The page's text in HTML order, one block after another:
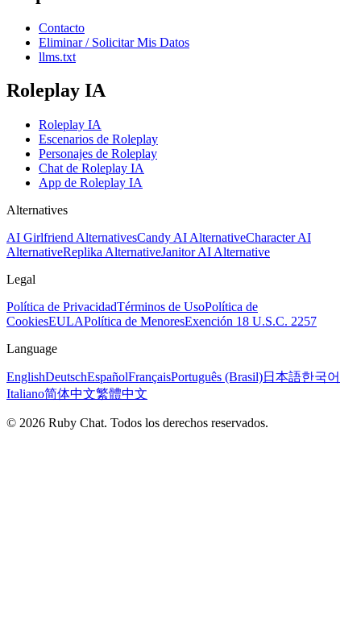
Contacto
Eliminar / Solicitar Mis Datos
llms.txt
Roleplay IA
Roleplay IA
Escenarios de Roleplay
Personajes de Roleplay
Chat de Roleplay IA
App de Roleplay IA
Alternatives
AI Girlfriend AlternativesCandy AI AlternativeCharacter AI
AlternativeReplika AlternativeJanitor AI Alternative
Legal
Política de PrivacidadTérminos de UsoPolítica de
CookiesEULAPolítica de MenoresExención 18 U.S.C. 2257
Language
EnglishDeutschEspañolFrançaisPortuguês (Brasil)日本語한국어
Italiano简体中文繁體中文
© 2026 Ruby Chat. Todos los derechos reservados.